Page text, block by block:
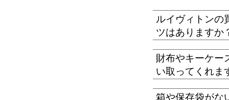
ルイヴィトンの
ツはありますか
財布やキーケー
い取ってくれま
箱や保存袋がな